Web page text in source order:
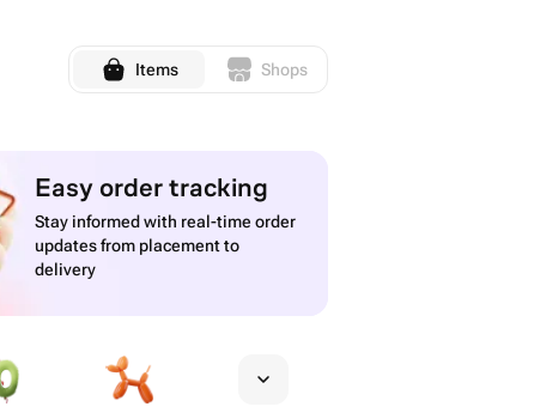
Items Shops
Easy order tracking
Stay informed with real-time order
updates from placement to
delivery